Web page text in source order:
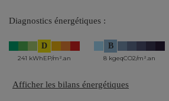
Diagnostics énergétiques :
D
241 kWhEP/m².an
B
8 kgeqCO2/m².an
Afficher les bilans énergétiques